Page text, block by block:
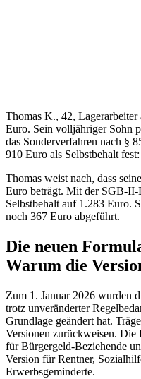
Thomas K., 42,
Euro. Sein volljähriger Sohn
das Sonderverfahren nach §
910 Euro als Selbstbehalt
Thomas weist nach, dass
Euro beträgt. Mit der SGB-II-
Selbstbehalt auf 1.283 Euro.
noch 367 Euro abgeführt.
Die neuen
Warum die
Zum 1. Januar 2026 wurden
trotz unveränderter
Grundlage geändert hat.
Versionen zurückweisen. Die
für Bürgergeld-Beziehende
Version für Rentner,
Erwerbsgeminderte.